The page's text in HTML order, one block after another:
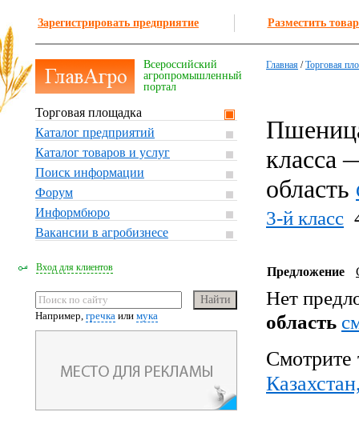
Зарегистрировать предприятие Разместить
Всероссийский
агропромышленный
портал
Торговая площадка
Каталог предприятий
Каталог товаров и услуг
Поиск информации
Форум
Информбюро
Вакансии в агробизнесе
Вход для клиентов
Например, гречка или мука
Главная /Торговая
класса
область
3-й класс
Предложение
Нет
область
Смотрите